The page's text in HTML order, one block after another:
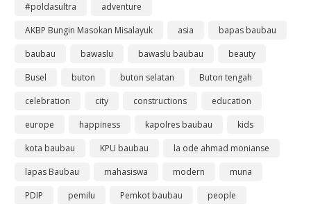
#poldasultra
adventure
AKBP Bungin Masokan Misalayuk
asia
bapas baubau
baubau
bawaslu bawaslu baubau
beauty
Busel
buton buton selatan
Buton tengah
celebration
city constructions
education
europe
happiness kapolres baubau
kids
kota baubau
KPU baubau
la ode ahmad monianse
lapas Baubau
mahasiswa modern
muna
PDIP
pemilu Pemkot baubau
people